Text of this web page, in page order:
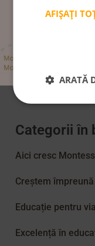
Venim la
Categorii în
Aici cresc
Creștem
Educație pentru
Excelență în
AFIȘAȚI
ARATĂ